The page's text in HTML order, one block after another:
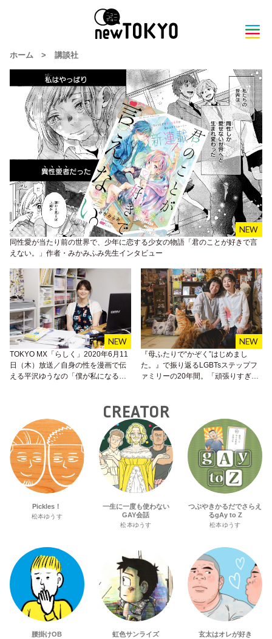
ホーム > 講談社
同性愛が当たり前の世界で、少年に恋する少女の物語「君のことが好きで言
えない。」作者・みかみふみ先生インタビュー
TOKYO MX「らしく」2020年6月11
日（木）放送／自身の性を漫画で伝
える平沢ゆうなの「僕が私になるた
『母ふたりで“かぞく”はじめまし
た。』で振り返るLGBTsステップフ
ァミリーの20年間。「頑張りすぎな
CREATOR
Pickles！
松本ゆうす
一生に一度も使わない
GAY会話
松本ゆうす
つぶやきかるだでさらえ
るgAy to Z
松本ゆうす
腰掛けOB 虹色サンライズ 玄太はオレが好き